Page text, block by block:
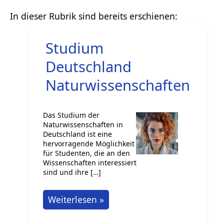
Studium
Deutschland
Naturwissenschaften
Das Studium der
Naturwissenschaften in
Deutschland ist eine
hervorragende Möglichkeit
für Studenten, die an den
Wissenschaften interessiert
sind und ihre […]
Studium
Deutschland
Weiterlesen »